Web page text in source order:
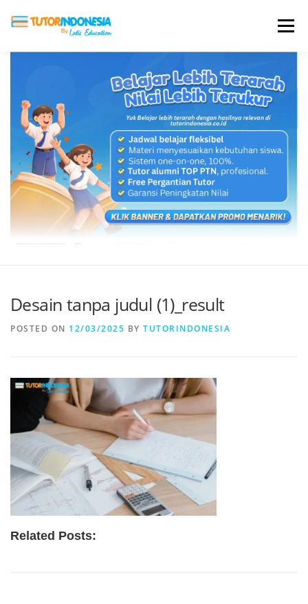
Menu
ABOUT US JADI PENGAJAR
BIAYA LES TESTIMONI PROFIL ALUMNI
BLOG DAFTAR SEKOLAH
Desain tanpa judul (1)_result
POSTED ON 12/03/2025 BY TUTORINDONESIA
Related Posts: